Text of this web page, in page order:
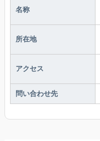
名称
所在地
アクセス
問い合わせ先